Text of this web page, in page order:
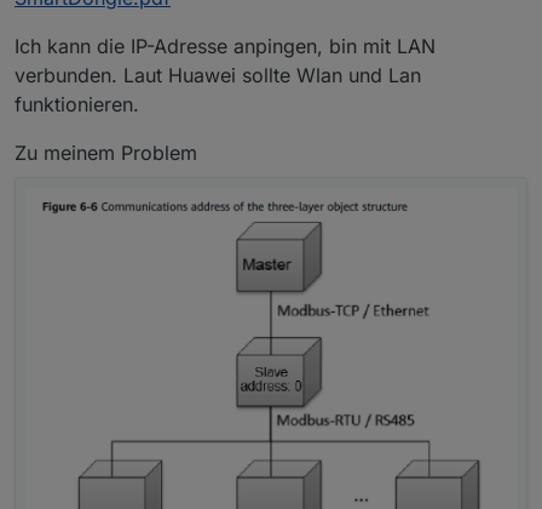
Ich kann die IP-Adresse anpingen, bin mit LAN
verbunden. Laut Huawei sollte Wlan und Lan
funktionieren.
Zu meinem Problem